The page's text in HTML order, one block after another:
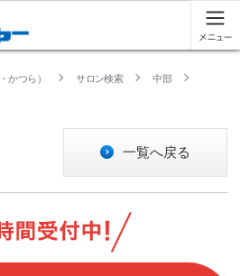
かつら） サロン検索
中部
一覧へ戻る